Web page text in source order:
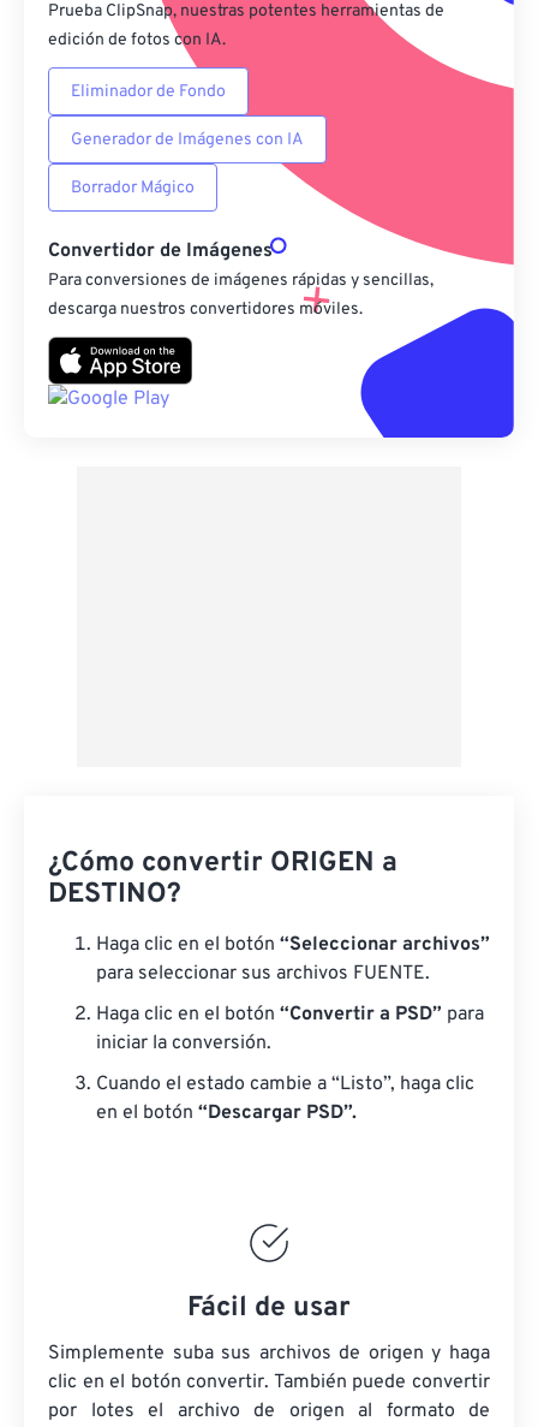
Prueba ClipSnap, nuestras potentes herramientas de
edición de fotos con IA.
Eliminador de Fondo
Generador de Imágenes con IA
Borrador Mágico
Convertidor de Imágenes
Para conversiones de imágenes rápidas y sencillas,
descarga nuestros convertidores móviles.
¿Cómo convertir ORIGEN a
DESTINO?
Haga clic en el botón “Seleccionar archivos”
para seleccionar sus archivos FUENTE.
Haga clic en el botón “Convertir a PSD” para
iniciar la conversión.
Cuando el estado cambie a “Listo”, haga clic
en el botón “Descargar PSD”.
Fácil de usar
Simplemente suba sus archivos de origen y haga
clic en el botón convertir. También puede convertir
por lotes el archivo de origen al formato de